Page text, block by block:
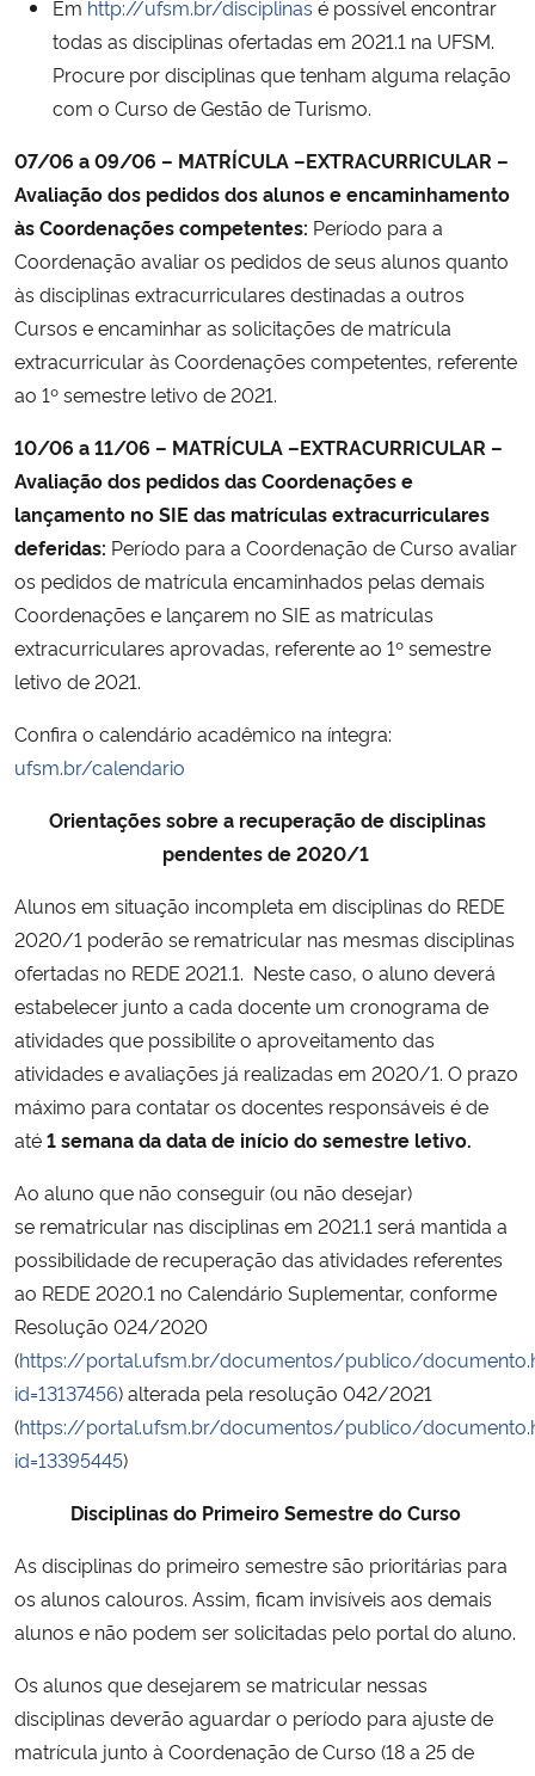
Em http://ufsm.br/disciplinas é possível encontrar
todas as disciplinas ofertadas em 2021.1 na UFSM.
Procure por disciplinas que tenham alguma relação
com o Curso de Gestão de Turismo.
07/06 a 09/06 – MATRÍCULA –EXTRACURRICULAR –
Avaliação dos pedidos dos alunos e encaminhamento
às Coordenações competentes: Período para a
Coordenação avaliar os pedidos de seus alunos quanto
às disciplinas extracurriculares destinadas a outros
Cursos e encaminhar as solicitações de matrícula
extracurricular às Coordenações competentes, referente
ao 1º semestre letivo de 2021.
10/06 a 11/06 – MATRÍCULA –EXTRACURRICULAR –
Avaliação dos pedidos das Coordenações e
lançamento no SIE das matrículas extracurriculares
deferidas: Período para a Coordenação de Curso avaliar
os pedidos de matrícula encaminhados pelas demais
Coordenações e lançarem no SIE as matrículas
extracurriculares aprovadas, referente ao 1º semestre
letivo de 2021.
Confira o calendário acadêmico na íntegra:
ufsm.br/calendario
Orientações sobre a recuperação de disciplinas
pendentes de 2020/1
Alunos em situação incompleta em disciplinas do REDE
2020/1 poderão se rematricular nas mesmas disciplinas
ofertadas no REDE 2021.1. Neste caso, o aluno deverá
estabelecer junto a cada docente um cronograma de
atividades que possibilite o aproveitamento das
atividades e avaliações já realizadas em 2020/1. O prazo
máximo para contatar os docentes responsáveis é de
até1 semana da data de início do semestre letivo.
Ao aluno que não conseguir (ou não desejar)
se rematricular nas disciplinas em 2021.1 será mantida a
possibilidade de recuperação das atividades referentes
ao REDE 2020.1 no Calendário Suplementar, conforme
Resolução 024/2020
(https://portal.ufsm.br/documentos/publico/
id=13137456) alterada pela resolução 042/2021
(https://portal.ufsm.br/documentos/publico/
id=13395445)
Disciplinas do Primeiro Semestre do Curso
As disciplinas do primeiro semestre são prioritárias para
os alunos calouros. Assim, ficam invisíveis aos demais
alunos e não podem ser solicitadas pelo portal do aluno.
Os alunos que desejarem se matricular nessas
disciplinas deverão aguardar o período para ajuste de
matrícula junto à Coordenação de Curso (18 a 25 de